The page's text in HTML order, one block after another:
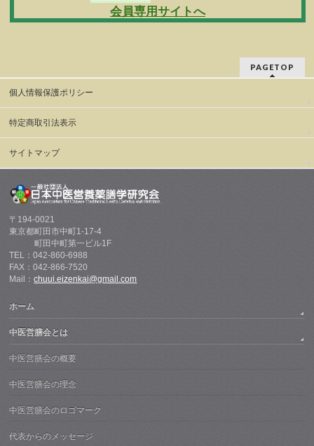
会員専用サイトへ
PAGETOP
個人情報保護ポリシー
特定商取引法表示
サイトマップ
〒194-0021
東京都町田市中町1-17-4
町田中町第一ビル1F
TEL：042-860-6988
FAX：042-866-7520
Mail：chuui.eizenkai@gmail.com
ホーム
中医営膳会とは
中医営膳会の概要
中医営膳会の理念
中医営膳会のロゴマーク
代表からのメッセージ